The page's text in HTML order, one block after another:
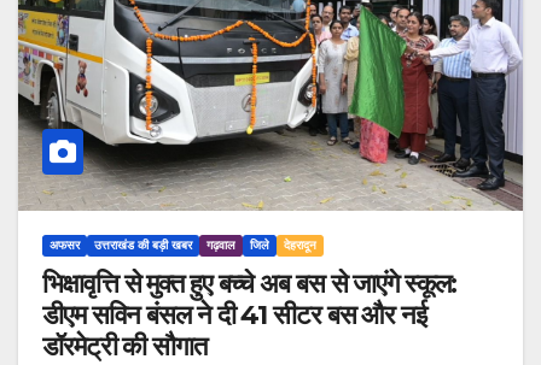
अफसर उत्तराखंड की बड़ी खबर गढ़वाल जिले देहरादून
भिक्षावृत्ति से मुक्त हुए बच्चे अब बस से जाएंगे स्कूल:
डीएम सविन बंसल ने दी 41 सीटर बस और नई
डॉरमेट्री की सौगात